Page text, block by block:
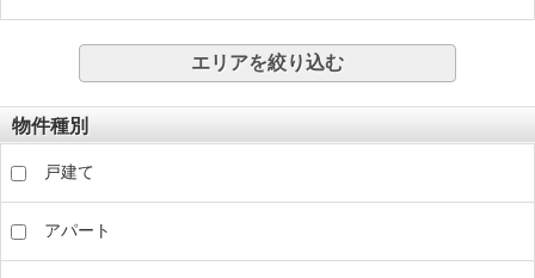
エリアを絞り込む
物件種別
戸建て
アパート